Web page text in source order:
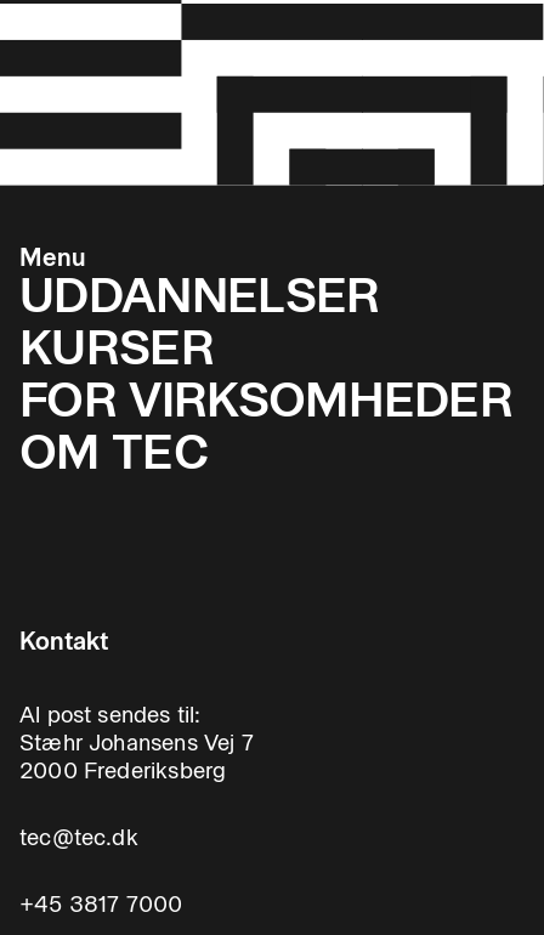
Menu
UDDANNELSER
KURSER
FOR VIRKSOMHEDER
OM TEC
Kontakt
Al post sendes til:
Stæhr Johansens Vej 7
2000 Frederiksberg
tec@tec.dk
+45 3817 7000